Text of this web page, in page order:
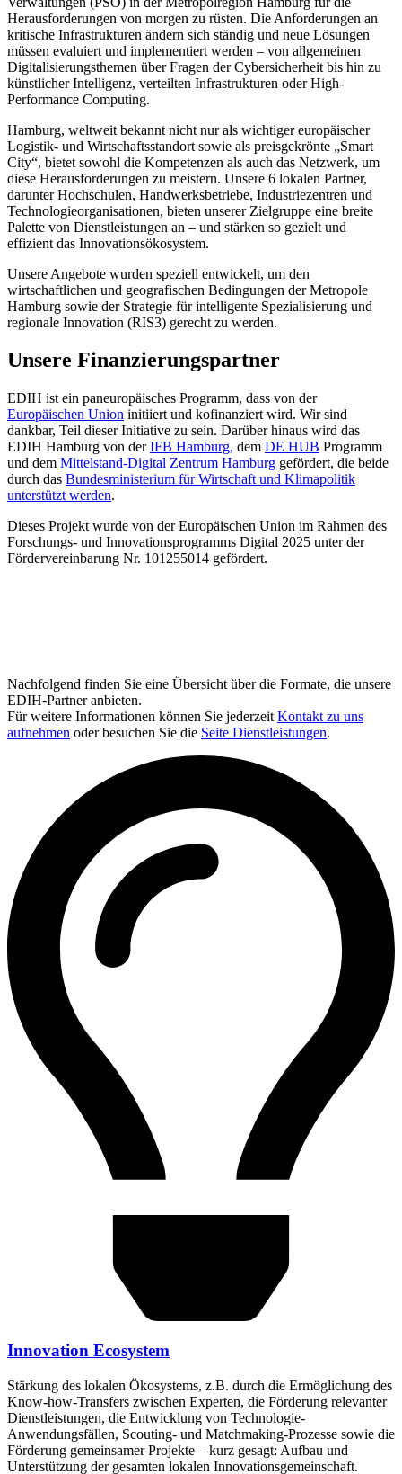
Herausforderungen von morgen zu rüsten. Die Anforderungen an
kritische Infrastrukturen ändern sich ständig und neue Lösungen
müssen evaluiert und implementiert werden – von allgemeinen
Digitalisierungsthemen über Fragen der Cybersicherheit bis hin zu
künstlicher Intelligenz, verteilten Infrastrukturen oder High-
Performance Computing.
Hamburg, weltweit bekannt nicht nur als wichtiger europäischer
Logistik- und Wirtschaftsstandort sowie als preisgekrönte „Smart
City“, bietet sowohl die Kompetenzen als auch das Netzwerk, um
diese Herausforderungen zu meistern. Unsere 6 lokalen Partner,
darunter Hochschulen, Handwerksbetriebe, Industriezentren und
Technologieorganisationen, bieten unserer Zielgruppe eine breite
Palette von Dienstleistungen an – und stärken so gezielt und
effizient das Innovationsökosystem.
Unsere Angebote wurden speziell entwickelt, um den
wirtschaftlichen und geografischen Bedingungen der Metropole
Hamburg sowie der Strategie für intelligente Spezialisierung und
regionale Innovation (RIS3) gerecht zu werden.
Unsere Finanzierungspartner
EDIH ist ein paneuropäisches Programm, dass von der
Europäischen Union initiiert und kofinanziert wird. Wir sind
dankbar, Teil dieser Initiative zu sein. Darüber hinaus wird das
EDIH Hamburg von derIFB Hamburg, dem DE HUB Programm
und dem Mittelstand-Digital Zentrum Hamburg gefördert, die beide
durch das Bundesministerium für Wirtschaft und Klimapolitik
unterstützt werden.
Dieses Projekt wurde von der Europäischen Union im Rahmen des
Forschungs- und Innovationsprogramms Digital 2025 unter der
Fördervereinbarung Nr. 101255014 gefördert.
Nachfolgend finden Sie eine Übersicht über die Formate, die unsere
EDIH-Partner anbieten.
Für weitere Informationen können Sie jederzeit Kontakt zu uns
aufnehmen oder besuchen Sie die Seite Dienstleistungen.
Innovation Ecosystem
Stärkung des lokalen Ökosystems, z.B. durch die Ermöglichung des
Know-how-Transfers zwischen Experten, die Förderung relevanter
Dienstleistungen, die Entwicklung von Technologie-
Anwendungsfällen, Scouting- und Matchmaking-Prozesse sowie die
Förderung gemeinsamer Projekte – kurz gesagt: Aufbau und
Unterstützung der gesamten lokalen Innovationsgemeinschaft.